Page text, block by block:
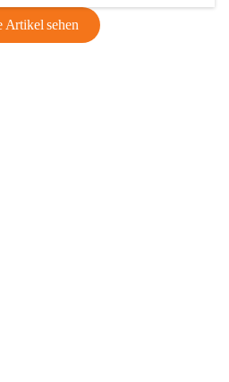
Artikel sehen